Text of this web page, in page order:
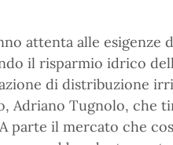
attenta alle esigenze
il risparmio idrico
di distribuzione
Adriano Tugnolo, che
parte il mercato che